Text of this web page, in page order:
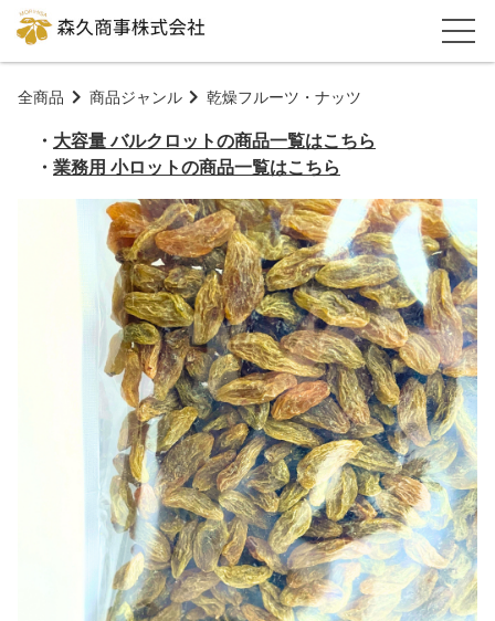
全商品 商品ジャンル 乾燥フルーツ・ナッツ
・ 大容量 バルクロットの商品一覧はこちら
・ 業務用 小ロットの商品一覧はこちら